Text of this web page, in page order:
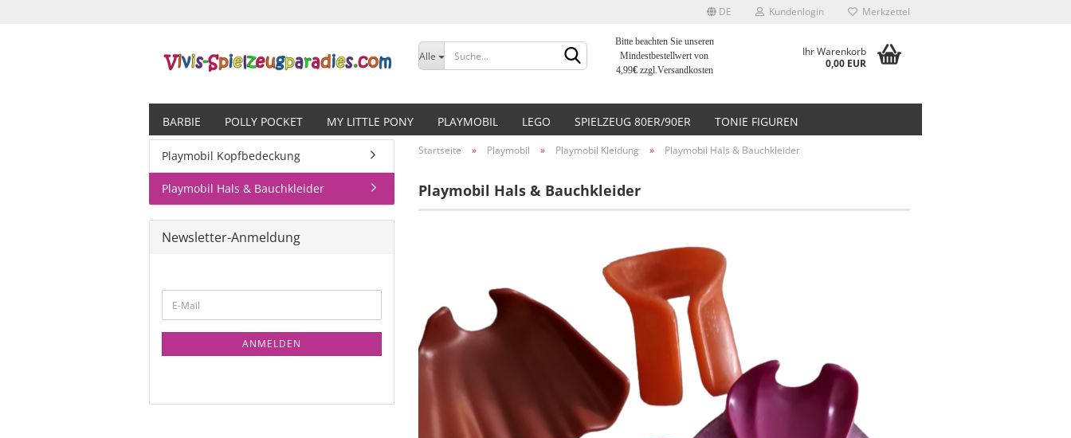
DE
Sprache auswählen
Lieferland
Kundenlogin
Passwort vergessen?
Merkzettel
Alle
Bitte beachten Sie unseren
Mindestbestellwert von
4,99€zzgl.Versandkosten
Ihr Warenkorb
0,00 EUR
BARBIE POLLY POCKET MY LITTLE PONY PLAYMOBIL LEGO SPIELZEUG 80ER/90ER TONIE FIGUREN
Startseite » Playmobil » Playmobil Kleidung » Playmobil Hals & Bauchkleider
Playmobil Hals & Bauchkleider
Playmobil Kopfbedeckung
Playmobil Hals & Bauchkleider
Newsletter-Anmeldung
ANMELDEN